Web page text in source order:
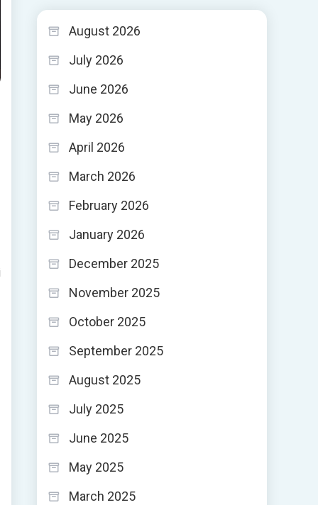
August 2026
July 2026
June 2026
May 2026
April 2026
March 2026
February 2026
January 2026
December 2025
November 2025
October 2025
September 2025
August 2025
July 2025
June 2025
May 2025
March 2025